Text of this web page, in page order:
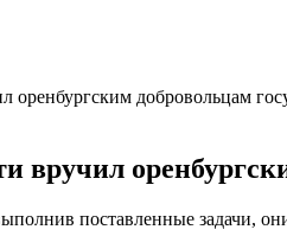
оренбургским добровольцам
вручил
поставленные задачи,